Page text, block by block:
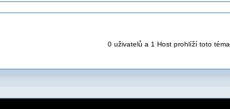
0 uživatelů a 1 Host prohlíží toto téma.